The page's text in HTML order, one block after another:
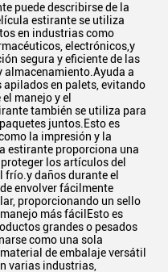
puede describirse de la
estirante se utiliza
en industrias como
electrónicos,y
segura y eficiente de las
almacenamiento.Ayuda a
en palets, evitando
manejo y el
también se utiliza para
juntos.Esto es
la impresión y la
estirante proporciona una
los artículos del
frío.y daños durante el
envolver fácilmente
proporcionando un sello
más fácilEsto es
grandes o pesados
como una sola
de embalaje versátil
varias industrias,